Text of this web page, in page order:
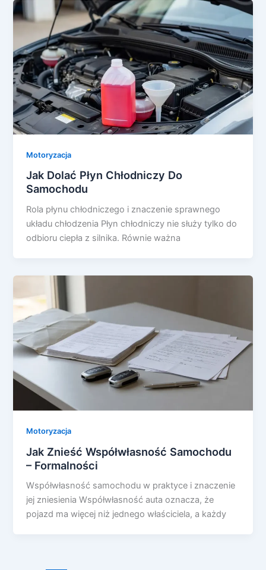
Motoryzacja
Jak Dolać Płyn Chłodniczy Do
Samochodu
Rola płynu chłodniczego i znaczenie sprawnego
układu chłodzenia Płyn chłodniczy nie służy tylko do
odbioru ciepła z silnika. Równie ważna
Motoryzacja
Jak Znieść Współwłasność Samochodu
– Formalności
Współwłasność samochodu w praktyce i znaczenie
jej zniesienia Współwłasność auta oznacza, że
pojazd ma więcej niż jednego właściciela, a każdy